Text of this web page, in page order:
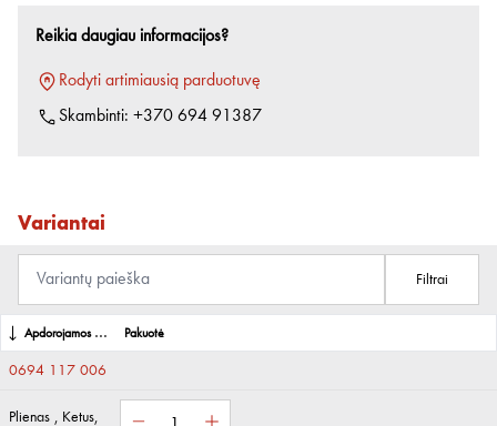
Reikia daugiau informacijos?
Rodyti artimiausią parduotuvę
Skambinti: +370 694 91387
Variantai
Filtrai
Apdorojamos medžiagos:
Pakuotė
0694 117 006
Plienas , Ketus,